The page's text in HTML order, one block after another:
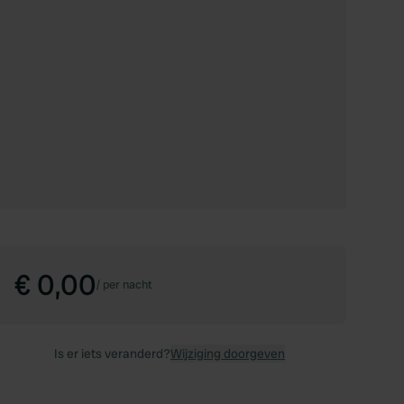
€ 0,00/ per nacht
Is er iets veranderd?Wijziging doorgeven